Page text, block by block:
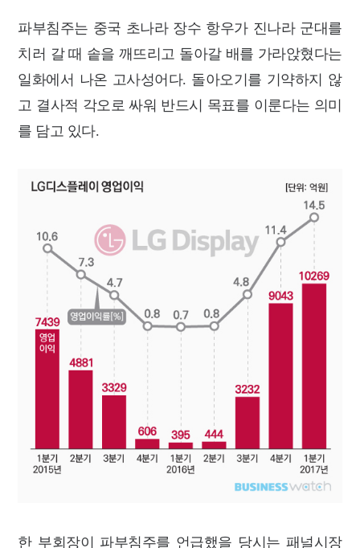
파부침주는 중국 초나라 장수 항우가 진나라 군대를
치러 갈 때 솥을 깨뜨리고 돌아갈 배를 가라앉혔다는
일화에서 나온 고사성어다. 돌아오기를 기약하지 않
고 결사적 각오로 싸워 반드시 목표를 이룬다는 의미
를 담고 있다.
한 부회장이 파부침주를 언급했을 당시는 패널시장